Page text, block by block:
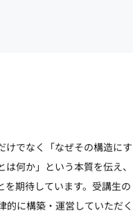
けでなく「なぜその構造にす
何か」という本質を伝え、
を期待しています。受講生の
的に構築・運営していただく